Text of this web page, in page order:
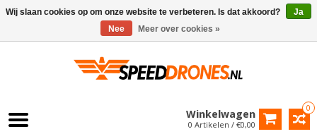
0
Winkelwagen
0 Artikelen / €0,00
Wij slaan cookies op om onze website te verbeteren. Is dat akkoord?
Ja
Nee
Meer over cookies »